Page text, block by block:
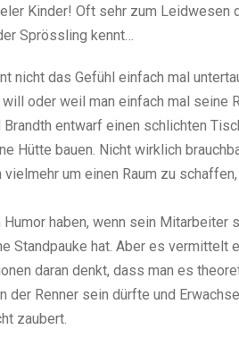
Kinder! Oft sehr zum Leidwesen
Sprössling kennt…
nicht das Gefühl einfach mal
oder weil man einfach mal seine
entwarf einen schlichten
Hütte bauen. Nicht wirklich
um einen Raum zu
haben, wenn sein Mitarbeiter
Standpauke hat. Aber es vermittelt
daran denkt, dass man es
der Renner sein dürfte und
zaubert.